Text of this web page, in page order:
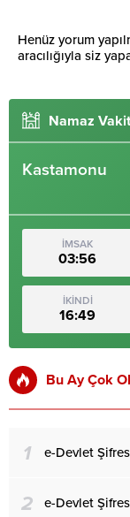
Henüz yorum
aracılığıyla siz
Namaz
Kastamonu
İMSAK
03:56
İKİNDİ
16:49
Bu Ay Çok
1 e-Devlet
2 e-Devlet